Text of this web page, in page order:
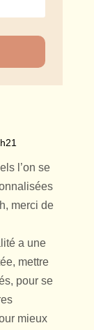
l’on se
merci de
a une
mettre
pour se
mieux